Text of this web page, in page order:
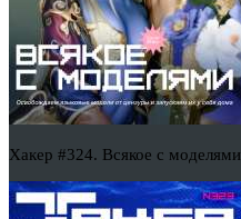
Хакер #324. Всякое с моделями